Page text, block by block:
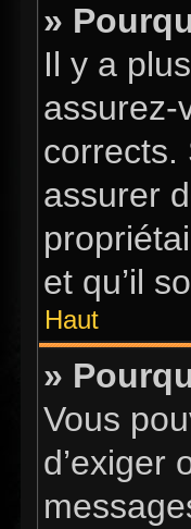
»
Il y a
assurez-
corrects.
assurer
et qu’il
Haut
»
Vous
d’exiger